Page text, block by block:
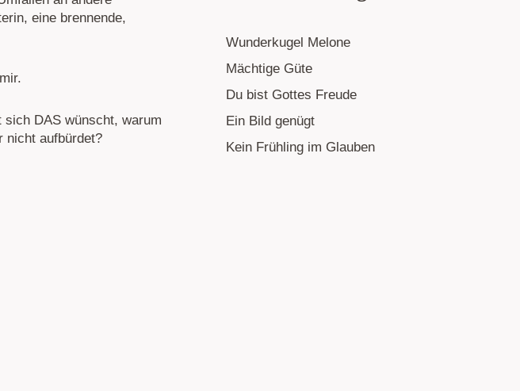
eine brennende,
sich DAS wünscht, warum
nicht aufbürdet?
Wunderkugel Melone
Mächtige Güte
Du bist Gottes Freude
Ein Bild genügt
Kein Frühling im Glauben